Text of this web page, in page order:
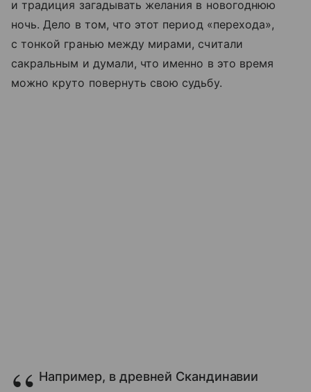
и традиция загадывать желания в новогоднюю
ночь. Дело в том, что этот период «перехода»,
с тонкой гранью между мирами, считали
сакральным и думали, что именно в это время
можно круто повернуть свою судьбу.
Например, в древней Скандинавии